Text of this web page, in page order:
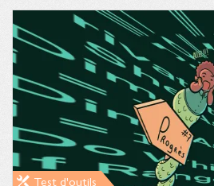
Test d'outils